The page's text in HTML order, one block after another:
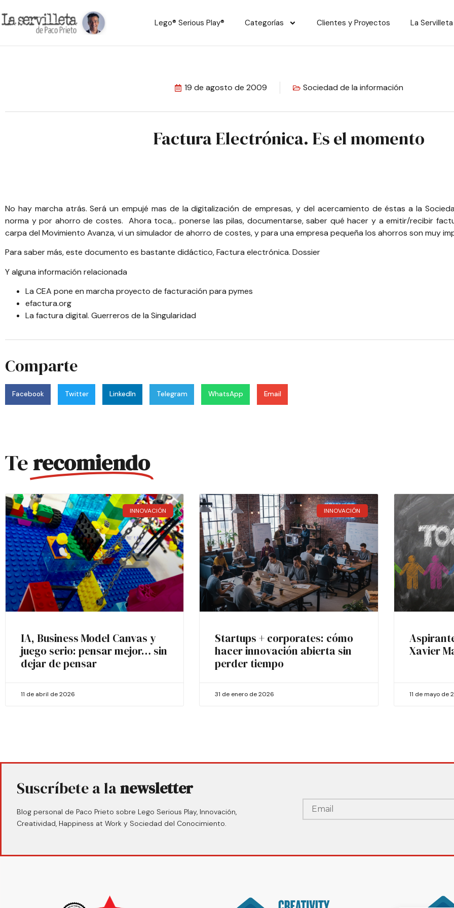
Lego® Serious Play® Categorías Clientes y Proyectos La Servilleta
19 de agosto de 2009 Sociedad de la información
Factura Electrónica. Es el momento
No hay marcha atrás. Será un empujé mas de la digitalización de empresas, y del acercamiento de éstas a la
norma y por ahorro de costes. Ahora toca,.. ponerse las pilas, documentarse, saber qué hacer y a emitir/recibir
carpa del Movimiento Avanza, vi un simulador de ahorro de costes, y para una empresa pequeña los ahorros son muy
Para saber más, este documento es bastante didáctico,Factura electrónica. Dossier
Y alguna información relacionada
La CEA pone en marcha proyecto de facturación para pymes
efactura.org
La factura digital. Guerreros de la Singularidad
Comparte
Facebook Twitter LinkedIn Telegram WhatsApp Email
Terecomiendo
INNOVACIÓN
IA, Business Model Canvas y
juego serio: pensar mejor… sin
dejar de pensar
11 de abril de 2026
INNOVACIÓN
Startups + corporates: cómo
hacer innovación abierta sin
perder tiempo
31 de enero de 2026
Xavier
11 de mayo de
Suscríbete a lanewsletter
Blog personal de Paco Prieto sobre Lego Serious Play, Innovación,
Creatividad, Happiness at Work y Sociedad del Conocimiento.